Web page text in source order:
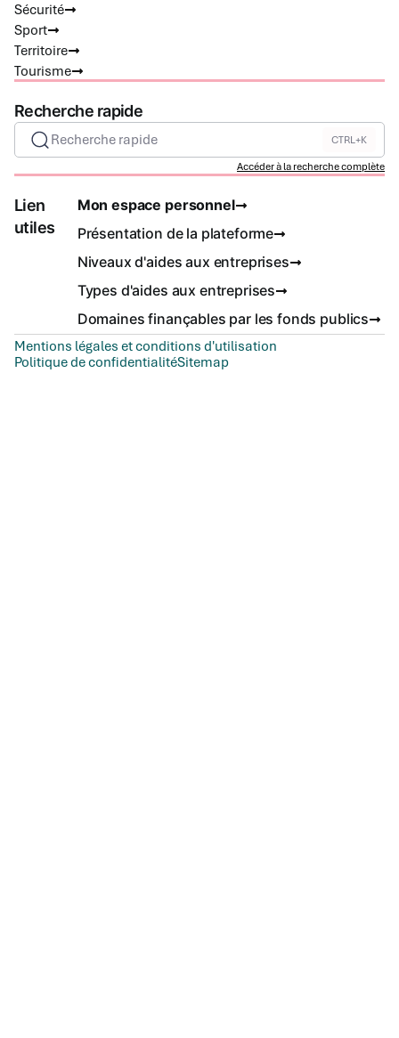
Sécurité
Sport
Territoire
Tourisme
Recherche rapide
Recherche rapide CTRL+K
Accéder à la recherche complète
Lien
utiles
Mon espace personnel
Présentation de la plateforme
Niveaux d'aides aux entreprises
Types d'aides aux entreprises
Domaines finançables par les fonds publics
Mentions légales et conditions d'utilisation
Politique de confidentialitéSitemap